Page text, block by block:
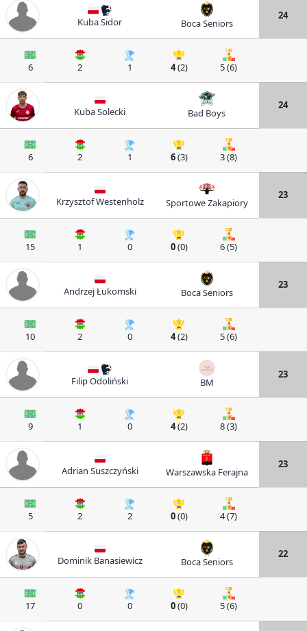
Kuba Sidor Boca Seniors
24
6 2 1 4(2) 5 (6)
Kuba Solecki Bad Boys
24
6 2 1 6(3) 3 (8)
Krzysztof Westenholz Sportowe Zakapiory
23
15 1 0 0(0) 6 (5)
Andrzej Łukomski Boca Seniors
23
10 2 0 4(2) 5 (6)
Filip Odoliński BM
23
9 1 0 4(2) 8 (3)
Adrian Suszczyński Warszawska Ferajna
23
5 2 2 0(0) 4 (7)
Dominik Banasiewicz Boca Seniors
22
17 0 0 0(0) 5 (6)